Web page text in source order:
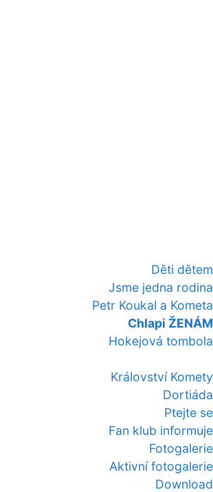
Děti dětem
Jsme jedna rodina
Petr Koukal a Kometa
Chlapi ŽENÁM
Hokejová tombola
Království Komety
Dortiáda
Ptejte se
Fan klub informuje
Fotogalerie
Aktivní fotogalerie
Download